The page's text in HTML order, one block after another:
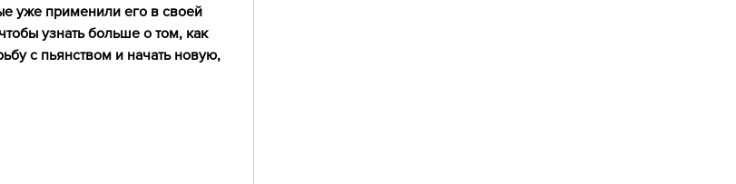
уже применили его в своей
узнать больше о том, как
с пьянством и начать новую,